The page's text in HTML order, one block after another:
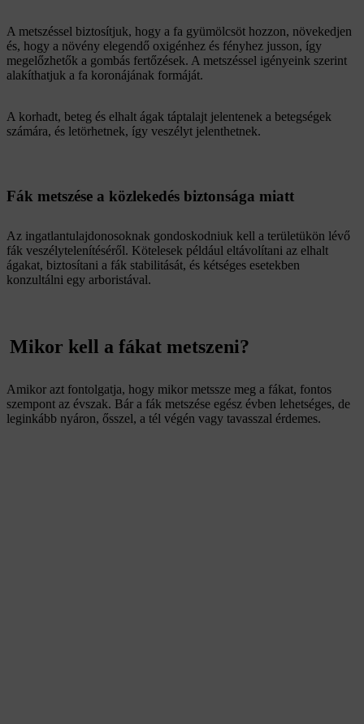
A metszéssel biztosítjuk, hogy a fa gyümölcsöt hozzon, növekedjen
és, hogy a növény elegendő oxigénhez és fényhez jusson, így
megelőzhetők a gombás fertőzések. A metszéssel igényeink szerint
alakíthatjuk a fa koronájának formáját.
A korhadt, beteg és elhalt ágak táptalajt jelentenek a betegségek
számára, és letörhetnek, így veszélyt jelenthetnek.
Fák metszése a közlekedés biztonsága miatt
Az ingatlantulajdonosoknak gondoskodniuk kell a területükön lévő
fák veszélytelenítéséről. Kötelesek például eltávolítani az elhalt
ágakat, biztosítani a fák stabilitását, és kétséges esetekben
konzultálni egy arboristával.
Mikor kell a fákat metszeni?
Amikor azt fontolgatja, hogy mikor metssze meg a fákat, fontos
szempont az évszak. Bár a fák metszése egész évben lehetséges, de
leginkább nyáron, ősszel, a tél végén vagy tavasszal érdemes.